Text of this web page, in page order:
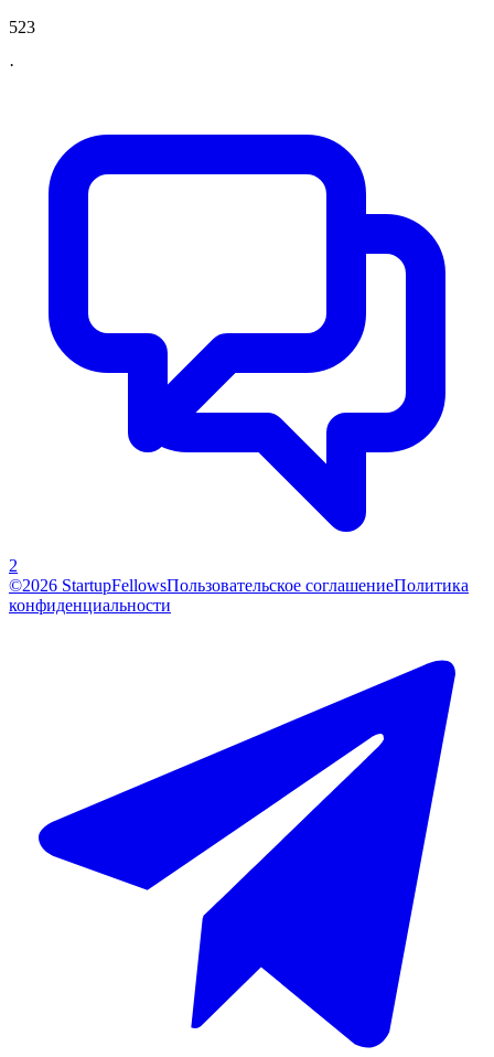
523
·
2
©2026 StartupFellowsПользовательское соглашениеПолитика
конфиденциальности